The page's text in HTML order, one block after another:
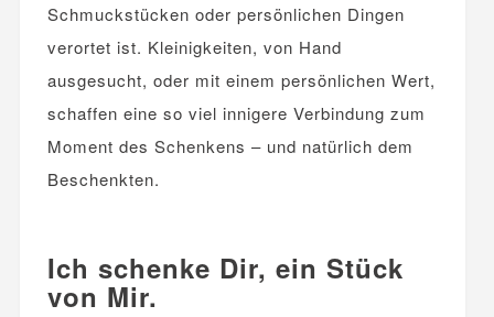
Schmuckstücken oder persönlichen Dingen
verortet ist. Kleinigkeiten, von Hand
ausgesucht, oder mit einem persönlichen Wert,
schaffen eine so viel innigere Verbindung zum
Moment des Schenkens – und natürlich dem
Beschenkten.
Ich schenke Dir, ein Stück
von Mir.